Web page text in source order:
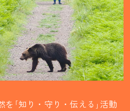
を｢知り・守り・伝える｣活動